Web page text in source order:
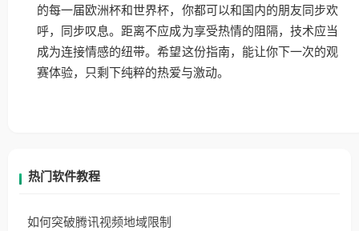
的每一届欧洲杯和世界杯，你都可以和国内的朋友同步欢
呼，同步叹息。距离不应成为享受热情的阻隔，技术应当
成为连接情感的纽带。希望这份指南，能让你下一次的观
赛体验，只剩下纯粹的热爱与激动。
热门软件教程
如何突破腾讯视频地域限制